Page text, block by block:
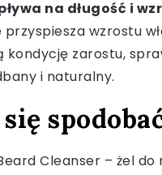
na długość i
wzrostu
kondycję zarostu,
i naturalny.
Cleanser – żel